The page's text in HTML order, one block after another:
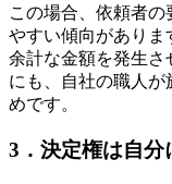
この場合、依頼者
やすい傾向がありま
余計な金額を発生さ
にも、自社の職人
めです。
3．決定権は自分